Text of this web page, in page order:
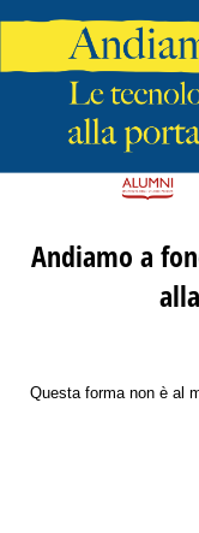
Andiamo a
Questa forma non è al